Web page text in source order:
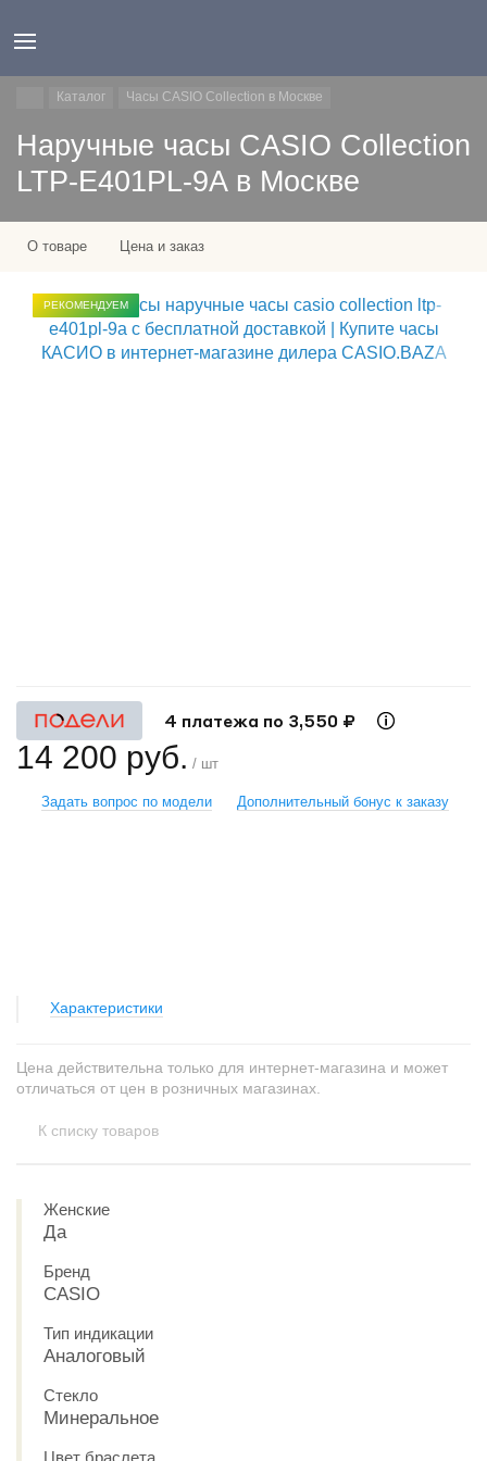
Каталог Часы CASIO Collection в Москве
Наручные часы CASIO Collection
LTP-E401PL-9A в Москве
О товаре Цена и заказ
РЕКОМЕНДУЕМ
Характеристики
4 платежа по 3,550 ₽
14 200 руб. / шт
Задать вопрос по модели Дополнительный бонус к заказу
Цена действительна только для интернет-магазина и может
отличаться от цен в розничных магазинах.
К списку товаров
Женские
Да
Бренд
CASIO
Тип индикации
Аналоговый
Стекло
Минеральное
Цвет браслета